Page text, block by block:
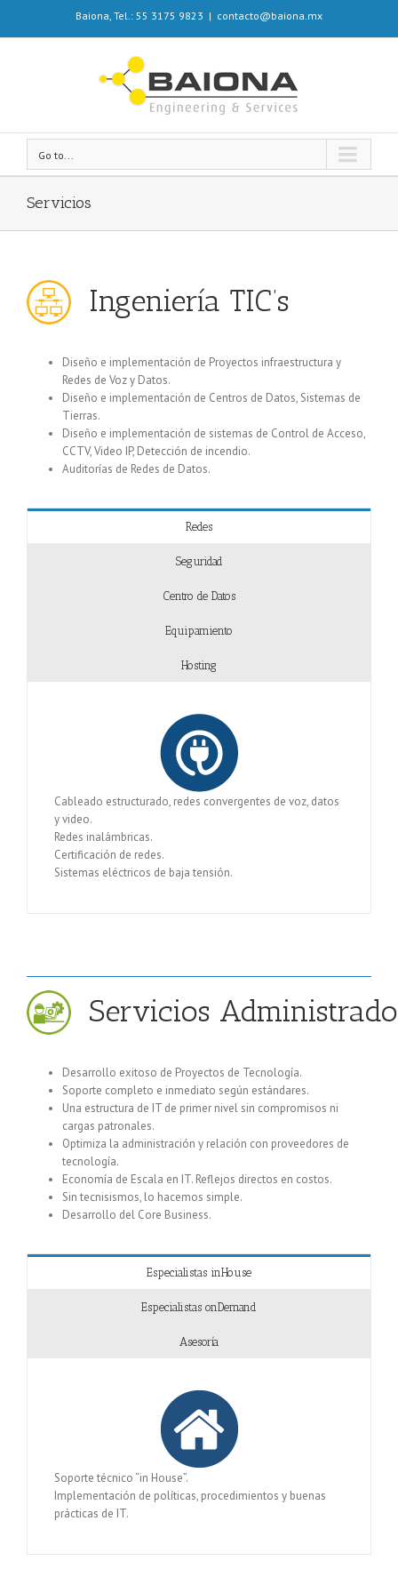
Baiona, Tel.: 55 3175 9823 | contacto@baiona.mx
Go to...
Servicios
Ingeniería TIC’s
Diseño e implementación de Proyectos infraestructura y
Redes de Voz y Datos.
Diseño e implementación de Centros de Datos, Sistemas de
Tierras.
Diseño e implementación de sistemas de Control de Acceso,
CCTV, Video IP, Detección de incendio.
Auditorías de Redes de Datos.
Redes
Seguridad
Centro de Datos
Equipamiento
Hosting
Cableado estructurado, redes convergentes de voz, datos
y video.
Redes inalámbricas.
Certificación de redes.
Sistemas eléctricos de baja tensión.
Servicios
Desarrollo exitoso de Proyectos de Tecnología.
Soporte completo e inmediato según estándares.
Una estructura de IT de primer nivel sin compromisos ni
cargas patronales.
Optimiza la administración y relación con proveedores de
tecnología.
Economía de Escala en IT. Reflejos directos en costos.
Sin tecnisismos, lo hacemos simple.
Desarrollo del Core Business.
Especialistas inHouse
Especialistas onDemand
Asesoría
Soporte técnico “in House”.
Implementación de políticas, procedimientos y buenas
prácticas de IT.